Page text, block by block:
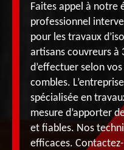
Faites appel à notre
professionnel
pour les travaux
artisans couvreurs à
d’effectuer selon
combles.
spécialisée en
mesure d’apporter
et fiables. Nos
efficaces.